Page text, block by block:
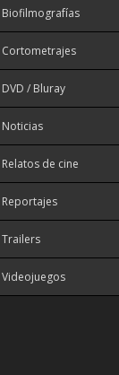
Biofilmografías
Cortometrajes
DVD / Bluray
Noticias
Relatos de cine
Reportajes
Trailers
Videojuegos